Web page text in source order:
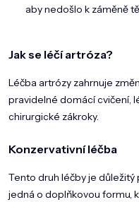
aby nedošlo k záměně
Jak se léčí artróza?
Léčba artrózy zahrnuje
pravidelné domácí cvičení,
chirurgické zákroky.
Konzervativní léčba
Tento druh léčby je důležitý
jedná o doplňkovou formu,